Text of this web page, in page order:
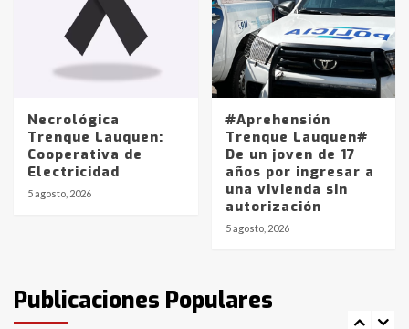
Necrológica
Trenque Lauquen:
Cooperativa de
Electricidad
5 agosto, 2026
#Aprehensión
Trenque Lauquen#
De un joven de 17
años por ingresar a
una vivienda sin
autorización
5 agosto, 2026
Publicaciones Populares
Los precios de los combustibles en
La Pampa, desde YPF hasta Axion
entre 857 a 1338 pesos
La Bolsa de Cereales de Bahía
Blanca anticipa que Agosto vendrá
con lluvias y heladas, en gran parte
fueron detenidos por
comercialización de drogas en la
tarde del sábado